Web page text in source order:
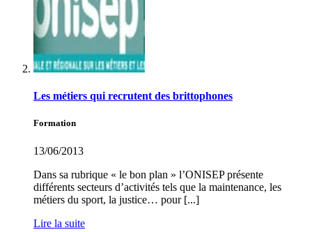
Les métiers qui recrutent des brittophones
Formation
13/06/2013
Dans sa rubrique « le bon plan » l’ONISEP présente
différents secteurs d’activités tels que la maintenance, les
métiers du sport, la justice… pour [...]
Lire la suite